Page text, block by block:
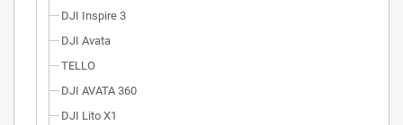
DJI Inspire 3
DJI Avata
TELLO
DJI AVATA 360
DJI Lito X1